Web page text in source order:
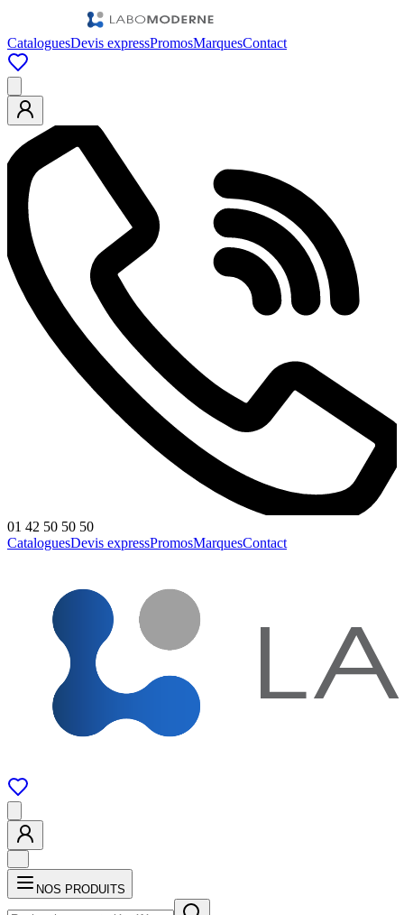
CataloguesDevis expressPromosMarquesContact
01 42 50 50 50
CataloguesDevis expressPromosMarquesContact
NOS PRODUITS